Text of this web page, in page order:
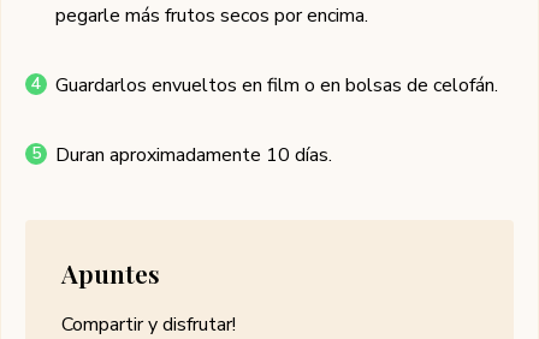
pegarle más frutos secos por encima.
Guardarlos envueltos en film o en bolsas de celofán.
Duran aproximadamente 10 días.
Apuntes
Compartir y disfrutar!